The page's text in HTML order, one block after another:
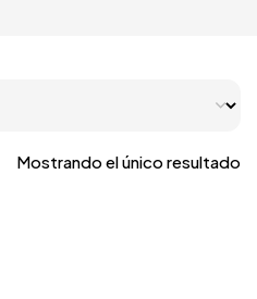
Mostrando el único resultado